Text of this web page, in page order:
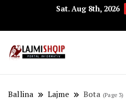
Sat. Aug 8th, 2026
Ballina Lajme Bota (Page 3)